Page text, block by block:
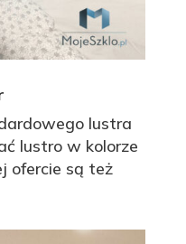
lustra
lustro w kolorze
ofercie są też